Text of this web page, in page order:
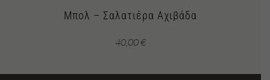
Μπολ – Σαλατιέρα Αχιβάδα
40,00€